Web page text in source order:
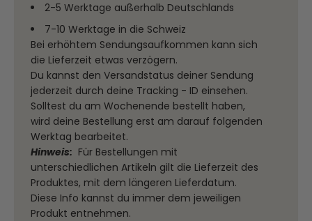
2-5 Werktage außerhalb Deutschlands
7-10 Werktage in die Schweiz
Bei erhöhtem Sendungsaufkommen kann sich
die Lieferzeit etwas verzögern.
Du kannst den Versandstatus deiner Sendung
jederzeit durch deine Tracking - ID einsehen.
Solltest du am Wochenende bestellt haben,
wird deine Bestellung erst am darauf folgenden
Werktag bearbeitet.
Hinweis: Für Bestellungen mit
unterschiedlichen Artikeln gilt die Lieferzeit des
Produktes, mit dem längeren Lieferdatum.
Diese Info kannst du immer dem jeweiligen
Produkt entnehmen.